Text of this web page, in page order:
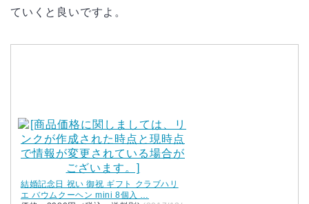
ていくと良いですよ。
結婚記念日 祝い 御祝 ギフト クラブハリ
エ バウムクーヘン mini 8個入 …